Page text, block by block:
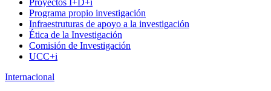
Proyectos I+D+i
Programa propio investigación
Infraestruturas de apoyo a la investigación
Ética de la Investigación
Comisión de Investigación
UCC+i
Internacional